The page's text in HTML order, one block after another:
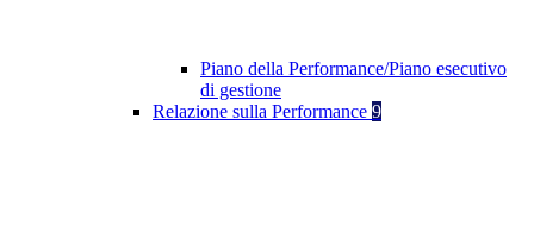
Piano della Performance/Piano esecutivo
di gestione
Relazione sulla Performance 9